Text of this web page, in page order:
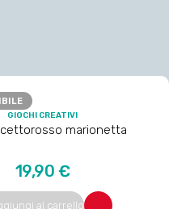
GIOCHI CREATIVI
marionetta
Prezzo
19,90 €
al carrello